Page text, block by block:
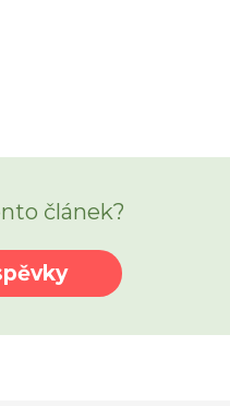
článek?